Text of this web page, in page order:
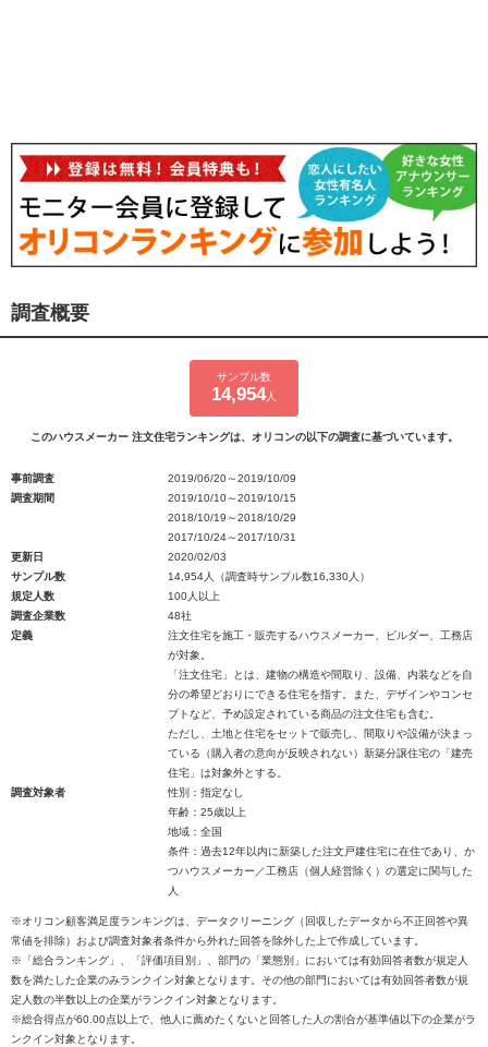
調査概要
サンプル数
14,954人
このハウスメーカー 注文住宅ランキングは、オリコンの以下の調査に基づいています。
事前調査
2019/06/20～2019/10/09
調査期間
2019/10/10～2019/10/15
2018/10/19～2018/10/29
2017/10/24～2017/10/31
更新日
2020/02/03
サンプル数
14,954人（調査時サンプル数16,330人）
規定人数
100人以上
調査企業数
48社
定義
注文住宅を施工・販売するハウスメーカー、ビルダー、工務店
が対象。
「注文住宅」とは、建物の構造や間取り、設備、内装などを自
分の希望どおりにできる住宅を指す。また、デザインやコンセ
プトなど、予め設定されている商品の注文住宅も含む。
ただし、土地と住宅をセットで販売し、間取りや設備が決まっ
ている（購入者の意向が反映されない）新築分譲住宅の「建売
住宅」は対象外とする。
調査対象者
性別：指定なし
年齢：25歳以上
地域：全国
条件：過去12年以内に新築した注文戸建住宅に在住であり、か
つハウスメーカー／工務店（個人経営除く）の選定に関与した
人
※オリコン顧客満足度ランキングは、データクリーニング（回収したデータから不正回答や異
常値を排除）および調査対象者条件から外れた回答を除外した上で作成しています。
※「総合ランキング」、「評価項目別」、部門の「業態別」においては有効回答者数が規定人
数を満たした企業のみランクイン対象となります。その他の部門においては有効回答者数が規
定人数の半数以上の企業がランクイン対象となります。
※総合得点が60.00点以上で、他人に薦めたくないと回答した人の割合が基準値以下の企業がラ
ンクイン対象となります。